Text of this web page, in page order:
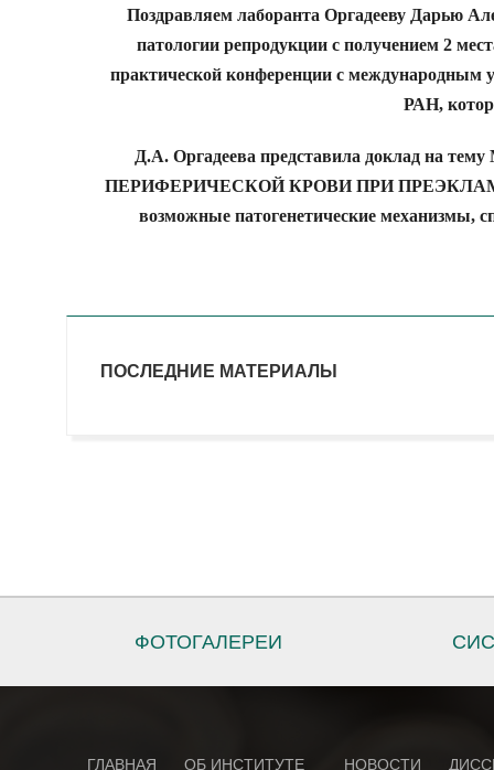
Поздравляем лаборанта Оргадееву Дарью
патологии репродукции с получением 2
практической конференции с международным
РАН,
Д.А. Оргадеева представила
ПЕРИФЕРИЧЕСКОЙ КРОВИ ПРИ
возможные патогенетические механизмы,
ПОСЛЕДНИЕ МАТЕРИАЛЫ
ФОТОГАЛЕРЕИ
ГЛАВНАЯ ОБ ИНСТИТУТЕ НОВОСТИ